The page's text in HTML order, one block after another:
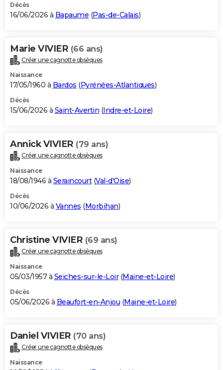
Décès
16/06/2026 à Bapaume (Pas-de-Calais)
Marie VIVIER (66 ans)
Créer une cagnotte obsèques
Naissance
17/05/1960 à Bardos (Pyrénées-Atlantiques)
Décès
15/06/2026 à Saint-Avertin (Indre-et-Loire)
Annick VIVIER (79 ans)
Créer une cagnotte obsèques
Naissance
18/08/1946 à Seraincourt(Val-d'Oise)
Décès
10/06/2026 à Vannes (Morbihan)
Christine VIVIER (69 ans)
Créer une cagnotte obsèques
Naissance
05/03/1957 à Seiches-sur-le-Loir(Maine-et-Loire)
Décès
05/06/2026 à Beaufort-en-Anjou (Maine-et-Loire)
Daniel VIVIER (70 ans)
Créer une cagnotte obsèques
Naissance